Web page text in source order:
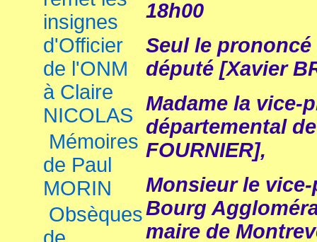
insignes
d'Officier
de l'ONM
à Claire
NICOLAS
Mémoires
de Paul
MORIN
Obsèques
18h00
Seul le
député [Xavier
Madame la vice-
départemental
FOURNIER],
Monsieur le
Bourg
maire de